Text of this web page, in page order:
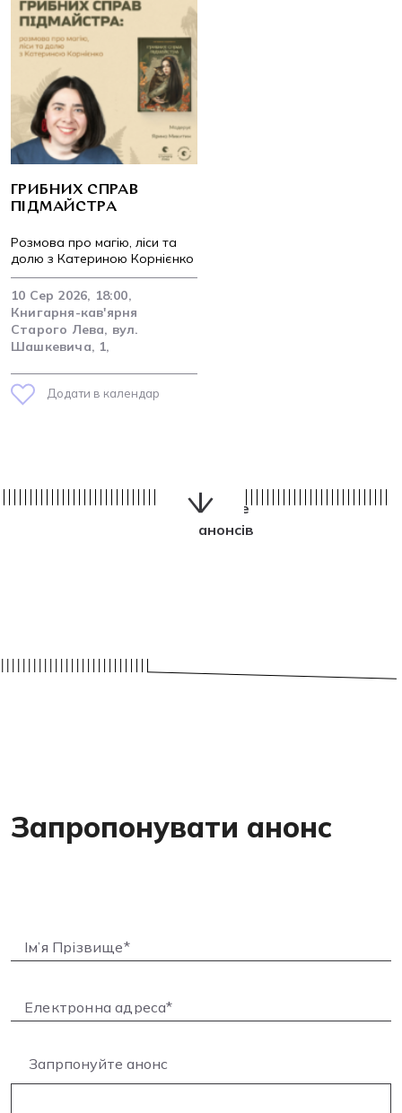
ГРИБНИХ СПРАВ
ПІДМАЙСТРА
Розмова про магію, ліси та
долю з Катериною Корнієнко
10 Сер 2026, 18:00,
Книгарня-кав'ярня
Старого Лева, вул.
Шашкевича, 1,
Додати в календар
Більше
анонсів
Запропонувати анонс
Запрпонуйте анонс